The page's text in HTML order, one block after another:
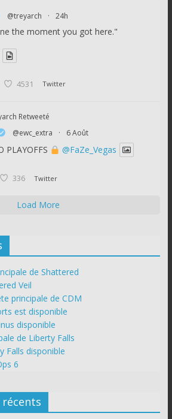
@treyarch · 24h
the moment you got here."
4531 Twitter
Retweeté
@ewc_extra · 6 Août
PLAYOFFS @FaZe_Vegas
336 Twitter
Load More
de Shattered
Veil
principale de CDM
est disponible
disponible
de Liberty Falls
Falls disponible
6